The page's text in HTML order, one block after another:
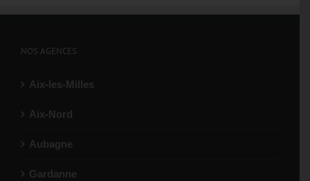
NOS AGENCES
Aix-les-Milles
Aix-Nord
Aubagne
Gardanne